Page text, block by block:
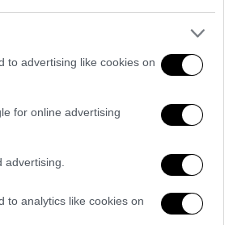
to advertising like cookies on
for online advertising
to analytics like cookies on
της
σε
να
ως
των